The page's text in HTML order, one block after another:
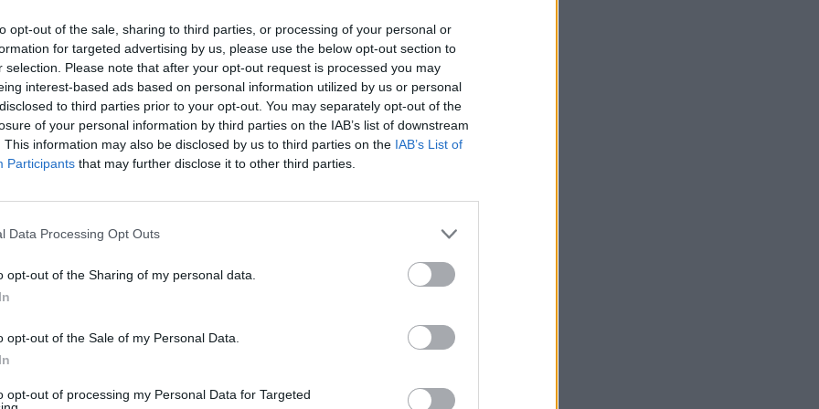
opt-out of the sale, sharing to third parties, or processing of your personal or
for targeted advertising by us, please use the below opt-out section to
selection. Please note that after your opt-out request is processed you may
interest-based ads based on personal information utilized by us or personal
to third parties prior to your opt-out. You may separately opt-out of the
of your personal information by third parties on the IAB’s list of downstream
This information may also be disclosed by us to third parties on the IAB’s List of
Participants that may further disclose it to other third parties.
Data Processing Opt Outs
opt-out of the Sharing of my personal data.
opt-out of the Sale of my Personal Data.
opt-out of processing my Personal Data for Targeted